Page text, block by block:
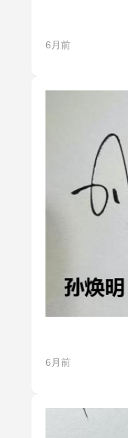
6月前
6月前